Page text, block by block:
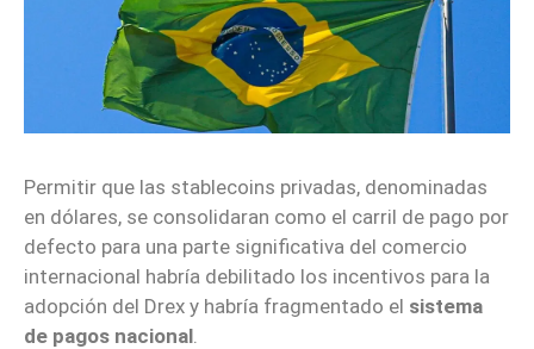
Permitir que las stablecoins privadas, denominadas
en dólares, se consolidaran como el carril de pago por
defecto para una parte significativa del comercio
internacional habría debilitado los incentivos para la
adopción del Drex y habría fragmentado el sistema
de pagos nacional